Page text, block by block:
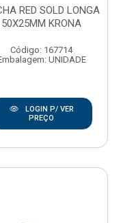
RED SOLD LONGA
50X25MM KRONA
Código: 167714
UNIDADE
LOGIN P/ VER
PREÇO